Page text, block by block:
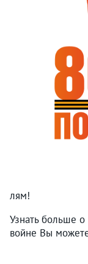
лям!
Узнать больше
войне Вы